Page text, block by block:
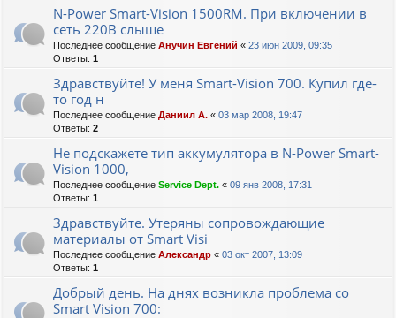
N-Power Smart-Vision 1500RM. При включении в
сеть 220В слыше
Последнее сообщение Анучин Евгений « 23 июн 2009, 09:35
Ответы: 1
Здравствуйте! У меня Smart-Vision 700. Купил где-
то год н
Последнее сообщение Даниил А. « 03 мар 2008, 19:47
Ответы: 2
Не подскажете тип аккумулятора в N-Power Smart-
Vision 1000,
Последнее сообщение Service Dept. « 09 янв 2008, 17:31
Ответы: 1
Здравствуйте. Утеряны сопровождающие
материалы от Smart Visi
Последнее сообщение Александр « 03 окт 2007, 13:09
Ответы: 1
Добрый день. На днях возникла проблема со
Smart Vision 700: